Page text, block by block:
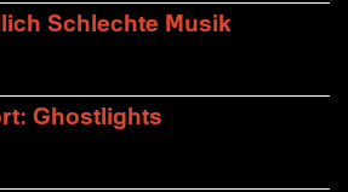
Schlechte Musik
Ghostlights